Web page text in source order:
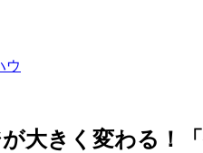
ウ
大きく変わる！